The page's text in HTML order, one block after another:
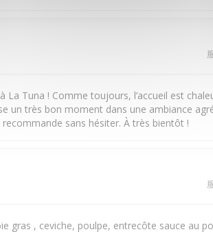
La Tuna ! Comme toujours, l’accueil est
un très bon moment dans une ambiance
recommande sans hésiter. À très bientôt !
gras , ceviche, poulpe, entrecôte sauce au